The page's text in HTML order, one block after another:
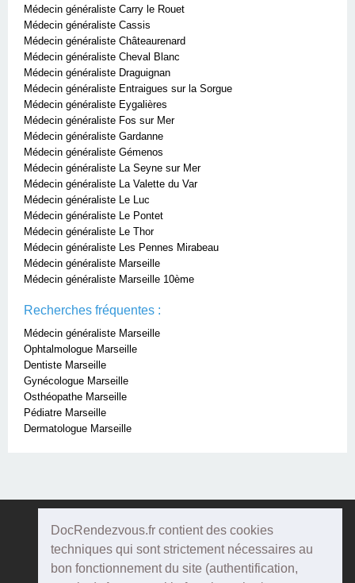
DocRendezvous.fr contient des cookies
techniques qui sont strictement nécessaires au
bon fonctionnement du site (authentification,
Médecin généraliste Carry le Rouet
Médecin généraliste Cassis
Médecin généraliste Châteaurenard
Médecin généraliste Cheval Blanc
Médecin généraliste Draguignan
Médecin généraliste Entraigues sur la Sorgue
Médecin généraliste Eygalières
Médecin généraliste Fos sur Mer
Médecin généraliste Gardanne
Médecin généraliste Gémenos
Médecin généraliste La Seyne sur Mer
Médecin généraliste La Valette du Var
Médecin généraliste Le Luc
Médecin généraliste Le Pontet
Médecin généraliste Le Thor
Médecin généraliste Les Pennes Mirabeau
Médecin généraliste Marseille
Médecin généraliste Marseille 10ème
Recherches fréquentes :
Médecin généraliste Marseille
Ophtalmologue Marseille
Dentiste Marseille
Gynécologue Marseille
Osthéopathe Marseille
Pédiatre Marseille
Dermatologue Marseille
DocRendezvous